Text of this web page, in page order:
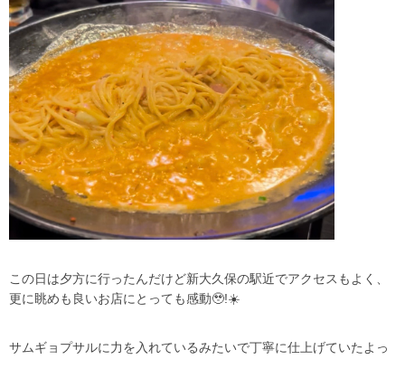
この日は夕方に行ったんだけど新大久保の駅近でアクセスもよく、
更に眺めも良いお店にとっても感動🥹!☀️
サムギョプサルに力を入れているみたいで丁寧に仕上げていたよっ